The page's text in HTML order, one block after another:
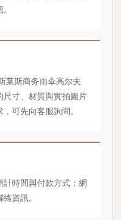
莱斯商务雨伞高尔夫
尺寸、材質與實拍圖片
可先向客服詢問。
計時間與付款方式；網
資訊。